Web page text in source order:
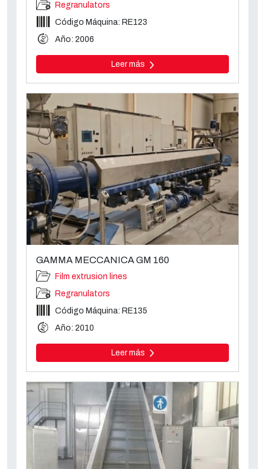
Regranulators
Código Máquina: RE123
Año: 2006
Leer más
GAMMA MECCANICA GM 160
Film extrusion lines
Regranulators
Código Máquina: RE135
Año: 2010
Leer más